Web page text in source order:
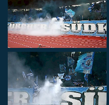
FC Lugano
Für Spenden
CH26 0900
89-